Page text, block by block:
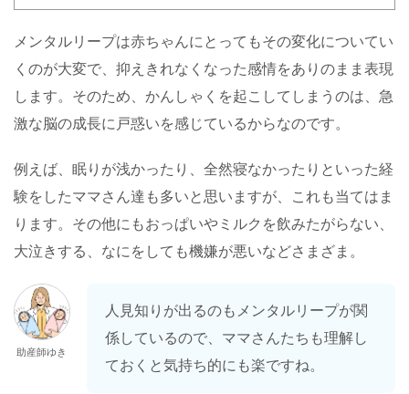
メンタルリープは赤ちゃんにとってもその変化についてい
くのが大変で、抑えきれなくなった感情をありのまま表現
します。そのため、かんしゃくを起こしてしまうのは、急
激な脳の成長に戸惑いを感じているからなのです。
例えば、眠りが浅かったり、全然寝なかったりといった経
験をしたママさん達も多いと思いますが、これも当てはま
ります。その他にもおっぱいやミルクを飲みたがらない、
大泣きする、なにをしても機嫌が悪いなどさまざま。
助産師ゆき
人見知りが出るのもメンタルリープが関
係しているので、ママさんたちも理解し
ておくと気持ち的にも楽ですね。